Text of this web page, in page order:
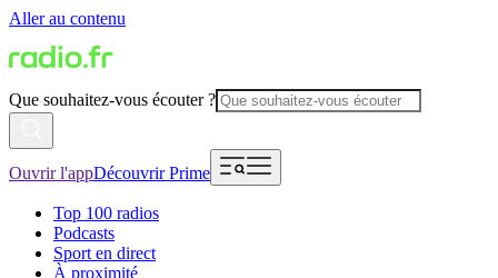
Aller au contenu
Que souhaitez-vous écouter ?
Ouvrir l'appDécouvrir Prime
Top 100 radios
Podcasts
Sport en direct
À proximité